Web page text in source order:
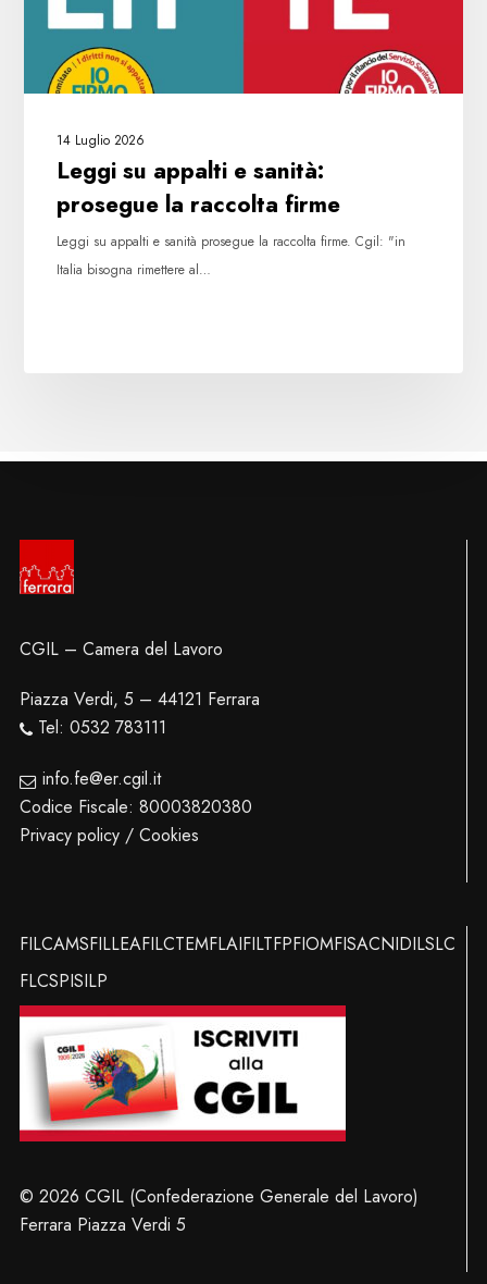
raccolta
firme
14 Luglio 2026
Leggi su appalti e sanità:
prosegue la raccolta firme
Leggi su appalti e sanità prosegue la raccolta firme. Cgil: "in
Italia bisogna rimettere al…
CGIL – Camera del Lavoro
Piazza Verdi, 5 – 44121 Ferrara
Tel: 0532 783111
info.fe@er.cgil.it
Codice Fiscale: 80003820380
Privacy policy / Cookies
FILCAMSFILLEAFILCTEMFLAIFILTFPFIOMFISACNIDILSLC
FLCSPISILP
© 2026 CGIL (Confederazione Generale del Lavoro)
Ferrara Piazza Verdi 5